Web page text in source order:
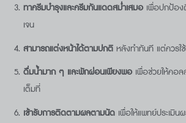
ทาครีมบำรุงและครีมกันแดดสม่ำเสมอ เพื่อปกป้อ
เจน
สามารถแต่งหน้าได้ตามปกติ หลังทำทันที แต่ควร
ดื่มน้ำมาก ๆ และพักผ่อนเพียงพอ เพื่อช่วยให้คอล
เต็มที่
เข้ารับการติดตามผลตามนัด เพื่อให้แพทย์ประเมิน